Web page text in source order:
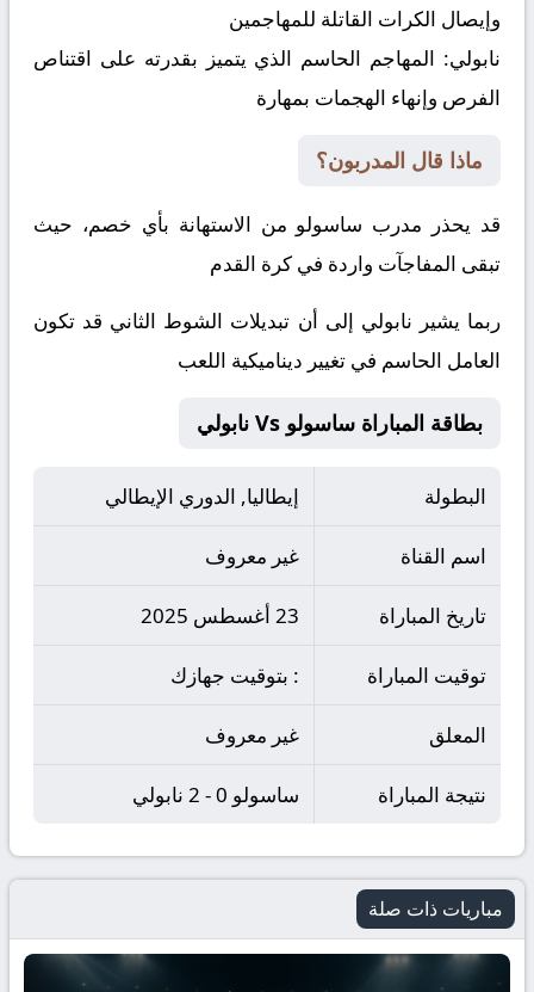
وإيصال الكرات القاتلة للمهاجمين
نابولي: المهاجم الحاسم الذي يتميز بقدرته على اقتناص
الفرص وإنهاء الهجمات بمهارة
ماذا قال المدربون؟
قد يحذر مدرب ساسولو من الاستهانة بأي خصم، حيث
تبقى المفاجآت واردة في كرة القدم
ربما يشير نابولي إلى أن تبديلات الشوط الثاني قد تكون
العامل الحاسم في تغيير ديناميكية اللعب
بطاقة المباراة ساسولو Vs نابولي
البطولة إيطاليا, الدوري الإيطالي
اسم القناة غير معروف
تاريخ المباراة 23 أغسطس 2025
توقيت المباراة : بتوقيت جهازك
المعلق غير معروف
نتيجة المباراة ساسولو 0 - 2 نابولي
مباريات ذات صلة